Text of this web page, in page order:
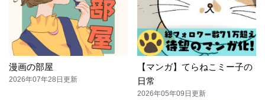
漫画の部屋
2026年07年28日更新
【マンガ】てらねこミー子の
日常
2026年05年09日更新